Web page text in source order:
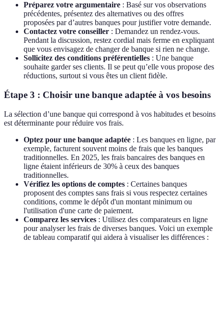
Préparez votre argumentaire : Basé sur vos observations
précédentes, présentez des alternatives ou des offres
proposées par d’autres banques pour justifier votre demande.
Contactez votre conseiller : Demandez un rendez-vous.
Pendant la discussion, restez cordial mais ferme en expliquant
que vous envisagez de changer de banque si rien ne change.
Sollicitez des conditions préférentielles : Une banque
souhaite garder ses clients. Il se peut qu’elle vous propose des
réductions, surtout si vous êtes un client fidèle.
Étape 3 : Choisir une banque adaptée à vos besoins
La sélection d’une banque qui correspond à vos habitudes et besoins
est déterminante pour réduire vos frais.
Optez pour une banque adaptée : Les banques en ligne, par
exemple, facturent souvent moins de frais que les banques
traditionnelles. En 2025, les frais bancaires des banques en
ligne étaient inférieurs de 30% à ceux des banques
traditionnelles.
Vérifiez les options de comptes : Certaines banques
proposent des comptes sans frais si vous respectez certaines
conditions, comme le dépôt d'un montant minimum ou
l'utilisation d'une carte de paiement.
Comparez les services : Utilisez des comparateurs en ligne
pour analyser les frais de diverses banques. Voici un exemple
de tableau comparatif qui aidera à visualiser les différences :